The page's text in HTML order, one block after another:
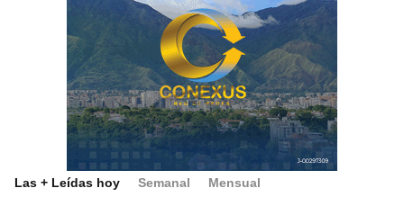
Las + Leídas hoy Semanal Mensual